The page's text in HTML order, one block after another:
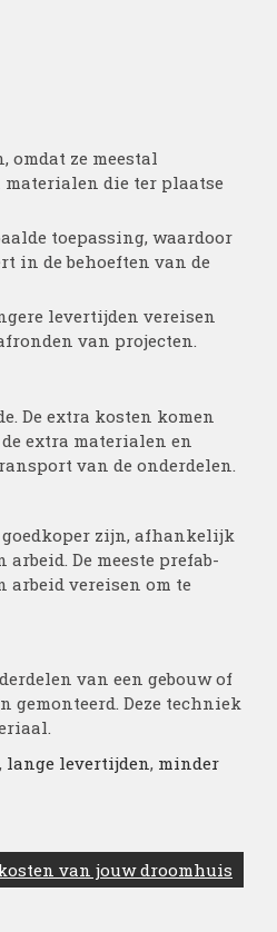
omdat ze meestal
die ter plaatse
toepassing, waardoor
in de behoeften van de
levertijden vereisen
van projecten.
De extra kosten komen
extra materialen en
van de onderdelen.
goedkoper zijn, afhankelijk
De meeste prefab-
arbeid vereisen om te
van een gebouw of
gemonteerd. Deze techniek
, lange levertijden, minder
van jouw droomhuis